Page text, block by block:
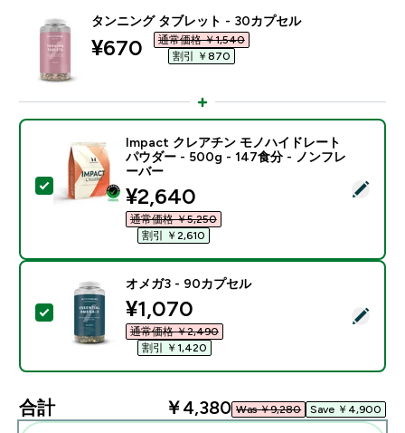
タンニング タブレット - 30カプセル
discounted price
¥670‎
通常価格 ￥1,540‎
割引 ￥870‎
この商品を選択 - Impact クレアチン モノハイドレ
Impact クレアチン モノハイドレート
パウダー - 500g - 147食分 - ノンフレ
ーバー
discounted price
¥2,640‎
通常価格 ￥5,250‎
割引 ￥2,610‎
この商品を選択 - オメガ3 - 90カプセル
オメガ3 - 90カプセル
discounted price
¥1,070‎
通常価格 ￥2,490‎
割引 ￥1,420‎
合計 ￥4,380‎ Was ￥9,280‎ Save ￥4,900‎